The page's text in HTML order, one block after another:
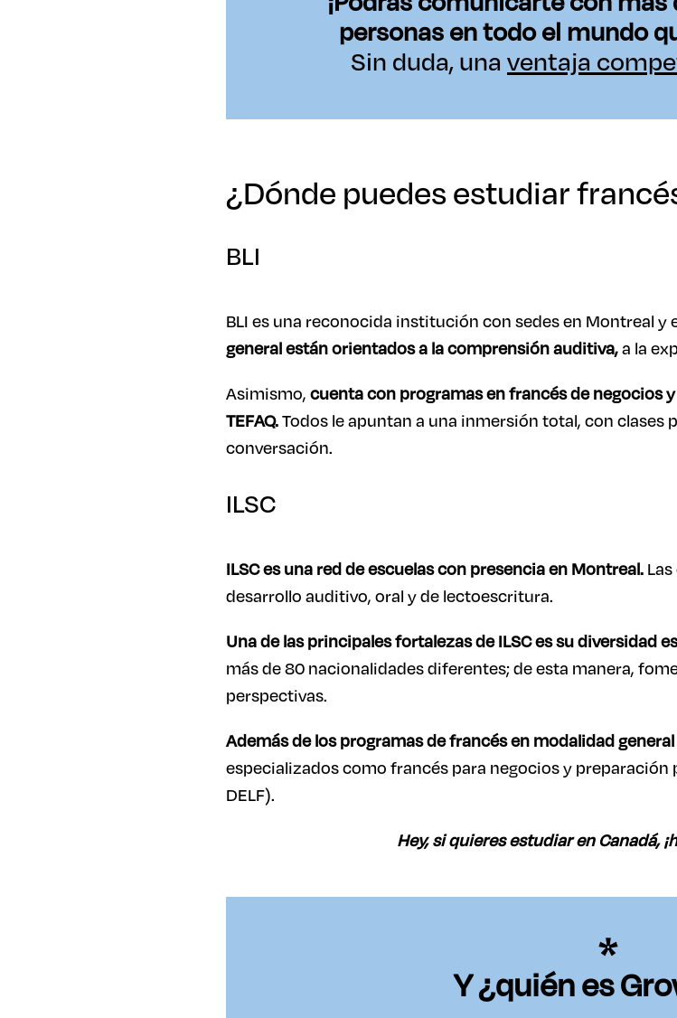
personas en todo el mundo
Sin duda, una ventaja
¿Dónde puedes estudiar
BLI
BLI es una reconocida institución con sedes en Montreal y
general están orientados a la comprensión auditiva,a la
Asimismo,cuenta con programas en francés de negocios
TEFAQ.Todos le apuntan a una inmersión total, con clases
conversación.
ILSC
ILSC es una red de escuelas con presencia en Montreal.
desarrollo auditivo, oral y de lectoescritura.
Una de las principales fortalezas de ILSC es su diversidad
más de 80 nacionalidades diferentes; de esta manera,
perspectivas.
Además de los programas de francés en modalidad
especializados como francés para negocios y preparación
DELF).
Hey, si quieres estudiar en Canadá,
Y ¿quién es